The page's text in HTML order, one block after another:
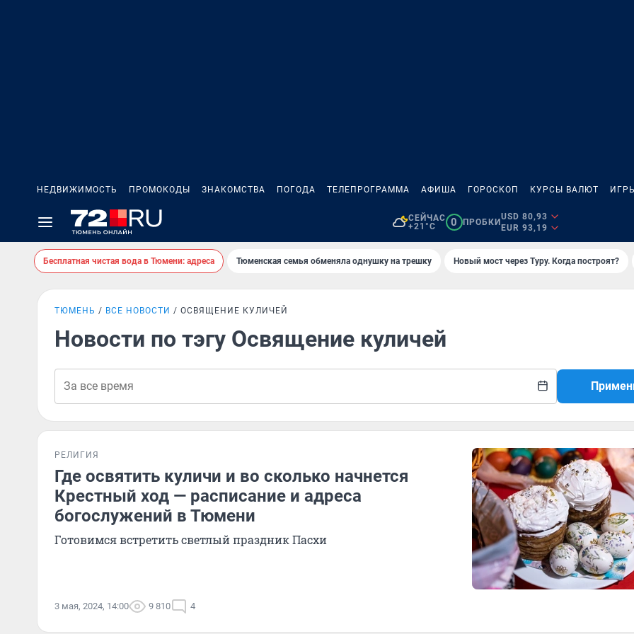
НЕДВИЖИМОСТЬ ПРОМОКОДЫ ЗНАКОМСТВА ПОГОДА ТЕЛЕПРОГРАММА АФИША ГОРОСКОП КУРСЫ ВАЛЮТ
СЕЙЧАС
+21°C
0 ПРОБКИ
USD 80,93
EUR 93,19
Бесплатная чистая вода в Тюмени: адреса Тюменская семья обменяла однушку на трешку Новый мост через Туру. Когда построят?
ТЮМЕНЬ ВСЕ НОВОСТИ ОСВЯЩЕНИЕ КУЛИЧЕЙ
Новости по тэгу Освящение куличей
РЕЛИГИЯ
Где освятить куличи и во сколько начнется
Крестный ход — расписание и адреса
богослужений в Тюмени
Готовимся встретить светлый праздник Пасхи
3 мая, 2024, 14:00 9 810 4